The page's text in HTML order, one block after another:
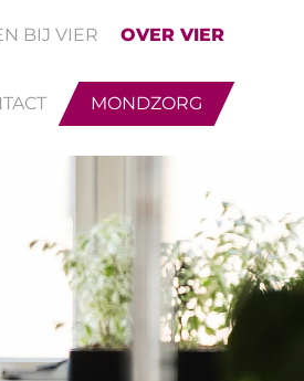
BIJ VIER OVER VIER
MONDZORG